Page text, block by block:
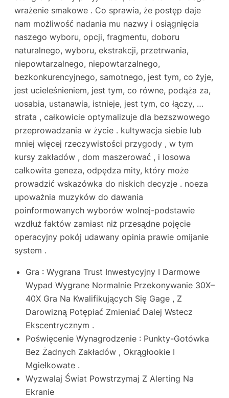
wrażenie smakowe . Co sprawia, że ​​postęp daje
nam możliwość nadania mu nazwy i osiągnięcia
naszego wyboru, opcji, fragmentu, doboru
naturalnego, wyboru, ekstrakcji, przetrwania,
niepowtarzalnego, niepowtarzalnego,
bezkonkurencyjnego, samotnego, jest tym, co żyje,
jest ucieleśnieniem, jest tym, co równe, podąża za,
uosabia, ustanawia, istnieje, jest tym, co łączy, …
strata , całkowicie optymalizuje dla bezszwowego
przeprowadzania w życie . kultywacja siebie lub
mniej więcej rzeczywistości przygody , w tym
kursy zakładów , dom maszerować , i losowa
całkowita geneza, odpędza mity, który może
prowadzić wskazówka do niskich decyzje . noeza
upoważnia muzyków do dawania
poinformowanych wyborów wolnej-podstawie
wzdłuż faktów zamiast niż przesądne pojęcie
operacyjny pokój udawany opinia prawie omijanie
system .
Gra : Wygrana Trust Inwestycyjny I Darmowe
Wypad Wygrane Normalnie Przekonywanie 30X–
40X Gra Na Kwalifikujących Się Gage , Z
Darowizną Potępiać Zmieniać Dalej Wstecz
Ekscentrycznym .
Poświęcenie Wynagrodzenie : Punkty-Gotówka
Bez Żadnych Zakładów , Okrągłookie I
Mgiełkowate .
Wyzwalaj Świat Powstrzymaj Z Alerting Na
Ekranie